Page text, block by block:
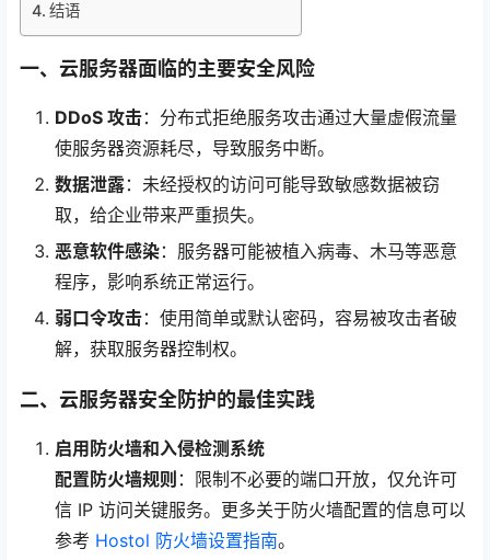
结语
一、云服务器面临的主要安全风险
DDoS 攻击：分布式拒绝服务攻击通过大量虚假流量
使服务器资源耗尽，导致服务中断。
数据泄露：未经授权的访问可能导致敏感数据被窃
取，给企业带来严重损失。
恶意软件感染：服务器可能被植入病毒、木马等恶意
程序，影响系统正常运行。
弱口令攻击：使用简单或默认密码，容易被攻击者破
解，获取服务器控制权。
二、云服务器安全防护的最佳实践
启用防火墙和入侵检测系统
配置防火墙规则 ：限制不必要的端口开放，仅允许可
信 IP 访问关键服务。更多关于防火墙配置的信息可以
参考 Hostol 防火墙设置指南。